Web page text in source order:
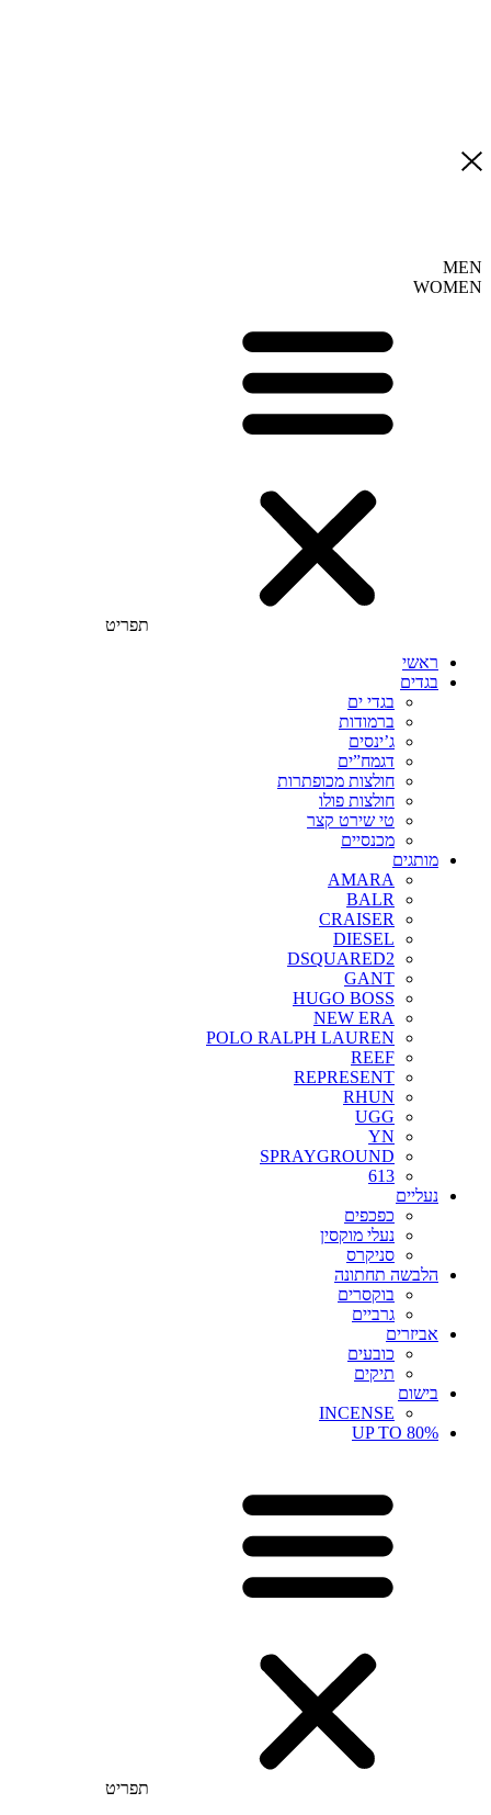
MEN
WOMEN
תפריט
ראשי
בגדים
בגדי ים
ברמודות
ג’ינסים
דגמח”ים
חולצות מכופתרות
חולצות פולו
טי שירט קצר
מכנסיים
מותגים
AMARA
BALR
CRAISER
DIESEL
DSQUARED2
GANT
HUGO BOSS
NEW ERA
POLO RALPH LAUREN
REEF
REPRESENT
RHUN
UGG
YN
SPRAYGROUND
613
נעליים
כפכפים
נעלי מוקסין
סניקרס
הלבשה תחתונה
בוקסרים
גרביים
אביזרים
כובעים
תיקים
בישום
INCENSE
UP TO 80%
תפריט